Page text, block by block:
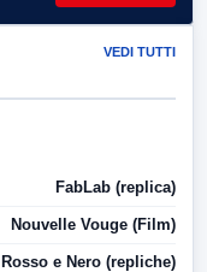
VEDI TUTTI
FabLab (replica)
Nouvelle Vouge (Film)
Rosso e Nero (repliche)